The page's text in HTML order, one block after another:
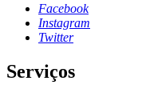
Facebook
Instagram
Twitter
Serviços